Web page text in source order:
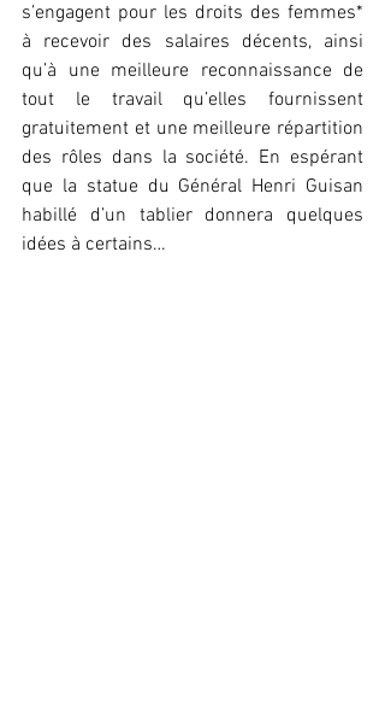
s’engagent pour les droits des femmes*
à recevoir des salaires décents, ainsi
qu’à une meilleure reconnaissance de
tout le travail qu’elles fournissent
gratuitement et une meilleure répartition
des rôles dans la société. En espérant
que la statue du Général Henri Guisan
habillé d’un tablier donnera quelques
idées à certains…